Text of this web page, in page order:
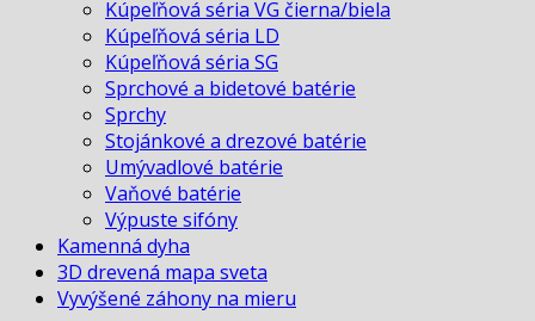
Kúpeľňová séria VG čierna/biela
Kúpeľňová séria LD
Kúpeľňová séria SG
Sprchové a bidetové batérie
Sprchy
Stojánkové a drezové batérie
Umývadlové batérie
Vaňové batérie
Výpuste sifóny
Kamenná dyha
3D drevená mapa sveta
Vyvýšené záhony na mieru